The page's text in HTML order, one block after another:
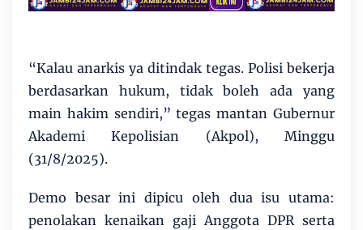
“Kalau anarkis ya ditindak tegas. Polisi bekerja
berdasarkan hukum, tidak boleh ada yang
main hakim sendiri,” tegas mantan Gubernur
Akademi Kepolisian (Akpol), Minggu
(31/8/2025).
Demo besar ini dipicu oleh dua isu utama:
penolakan kenaikan gaji Anggota DPR serta